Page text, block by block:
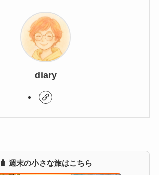
diary
🧳 週末の小さな旅はこちら